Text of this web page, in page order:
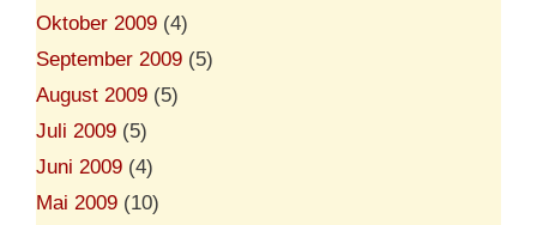
Oktober 2009 (4)
September 2009 (5)
August 2009 (5)
Juli 2009 (5)
Juni 2009 (4)
Mai 2009 (10)